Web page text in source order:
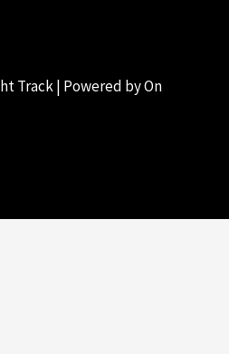
Track | Powered by On